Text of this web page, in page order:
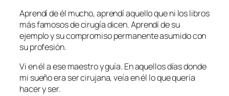
Aprendí de él mucho, aprendí aquello que ni los libros
más famosos de cirugía dicen. Aprendí de su
ejemplo y su compromiso permanente asumido con
su profesión.
Vi en él a ese maestro y guía. En aquellos días donde
mi sueño era ser cirujana, veía en él lo que quería
hacer y ser.